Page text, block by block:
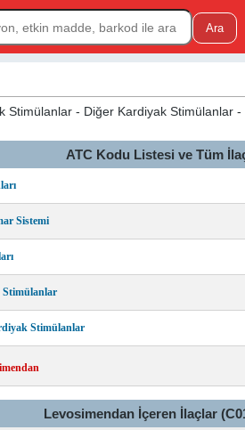
Stimülanlar - Diğer Kardiyak Stimülanlar
ATC Kodu Listesi ve Tüm
Sistemi
Stimülanlar
Levosimendan İçeren İlaçlar